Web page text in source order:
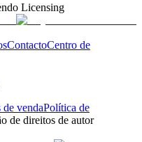
Licensing
ContactoCentro de
vendaPolítica de
de direitos de autor